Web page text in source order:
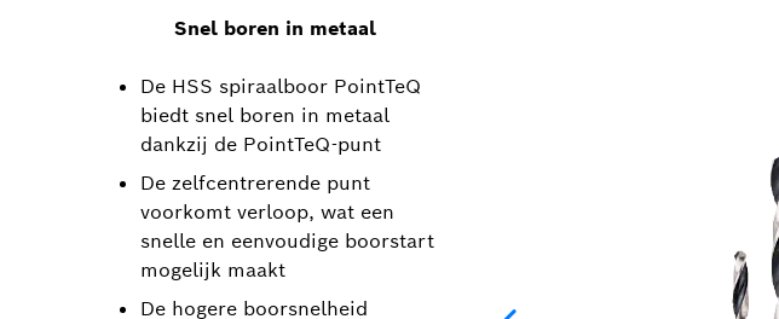
Snel boren in metaal
De HSS spiraalboor PointTeQ
biedt snel boren in metaal
dankzij de PointTeQ-punt
De zelfcentrerende punt
voorkomt verloop, wat een
snelle en eenvoudige boorstart
mogelijk maakt
De hogere boorsnelheid